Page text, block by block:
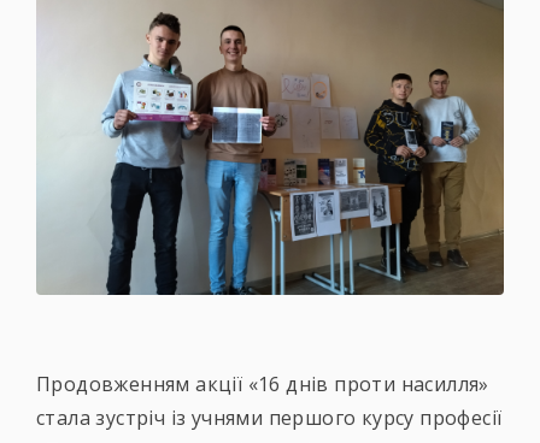
Продовженням акції «16 днів проти насилля»
стала зустріч із учнями першого курсу професії